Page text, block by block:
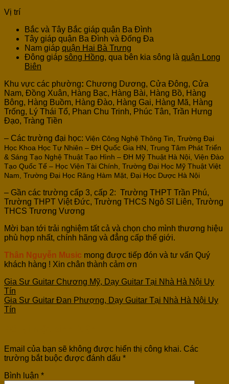
Vị trí
Bắc và Tây Bắc giáp quận Ba Đình
Tây giáp quận Ba Đình và Đống Đa
Nam giáp quận Hai Bà Trưng
Đông giáp sông Hồng, qua bên kia sông là quận Long
Biên
Khu vực các phường: Chương Dương, Cửa Đông, Cửa
Nam, Đồng Xuân, Hàng Bạc, Hàng Bài, Hàng Bồ, Hàng
Bông, Hàng Buồm, Hàng Đào, Hàng Gai, Hàng Mã, Hàng
Trống, Lý Thái Tổ, Phan Chu Trinh, Phúc Tân, Trần Hưng
Đạo, Tràng Tiền
– Các trường đại học: Viện Công Nghệ Thông Tin, Trường Đại
Học Khoa Học Tự Nhiên – ĐH Quốc Gia HN, Trung Tâm Phát Triển
& Sáng Tạo Nghệ Thuật Tạo Hình – ĐH Mỹ Thuật Hà Nội, Viện Đào
Tạo Quốc Tế – Học Viện Tài Chính, Trường Đại Học Mỹ Thuật Việt
Nam, Trường Đại Học Răng Hàm Mặt, Đại Học Dược Hà Nội
– Gần các trường cấp 3, cấp 2: Trường THPT Trần Phú,
Trường THPT Việt Đức, Trường THCS Ngô Sĩ Liên, Trường
THCS Trương Vương
Mời bạn tới trải nghiệm tất cả và chọn cho mình thương hiệu
phù hợp nhất, chính hãng và đẳng cấp thế giới.
Thân Nguyễn Music mong được tiếp đón và tư vấn Quý
khách hàng ! Xin chân thành cảm ơn
Gia Sư Guitar Chương Mỹ, Dạy Guitar Tại Nhà Hà Nội Uy
Tín
Gia Sư Guitar Đan Phượng, Dạy Guitar Tại Nhà Hà Nội Uy
Tín
Email của bạn sẽ không được hiển thị công khai. Các
trường bắt buộc được đánh dấu *
Bình luận *